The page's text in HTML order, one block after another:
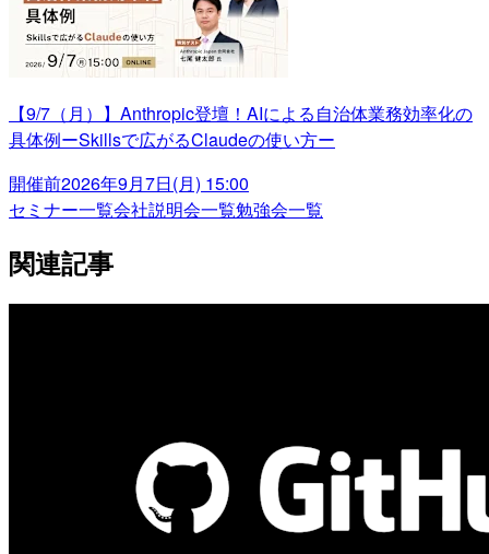
【9/7（月）】Anthropic登壇！AIによる自治体業務効率化の
具体例ーSkillsで広がるClaudeの使い方ー
開催前2026年9月7日(月) 15:00
セミナー一覧会社説明会一覧勉強会一覧
関連記事